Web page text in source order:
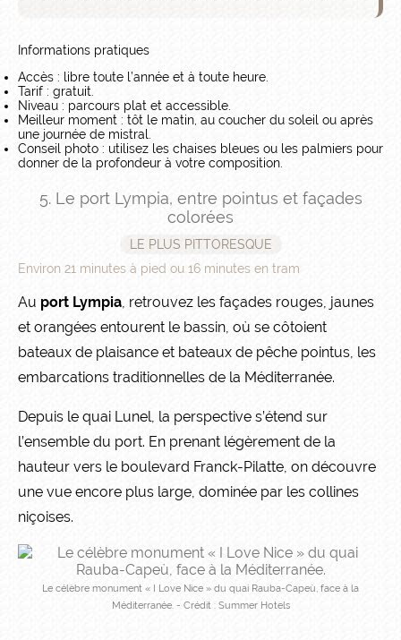
Informations pratiques
Accès : libre toute l’année et à toute heure.
Tarif : gratuit.
Niveau : parcours plat et accessible.
Meilleur moment : tôt le matin, au coucher du soleil ou après
une journée de mistral.
Conseil photo : utilisez les chaises bleues ou les palmiers pour
donner de la profondeur à votre composition.
5. Le port Lympia, entre pointus et façades
colorées
LE PLUS PITTORESQUE
Environ 21 minutes à pied ou 16 minutes en tram
Au port Lympia, retrouvez les façades rouges, jaunes
et orangées entourent le bassin, où se côtoient
bateaux de plaisance et bateaux de pêche pointus, les
embarcations traditionnelles de la Méditerranée.
Depuis le quai Lunel, la perspective s’étend sur
l’ensemble du port. En prenant légèrement de la
hauteur vers le boulevard Franck-Pilatte, on découvre
une vue encore plus large, dominée par les collines
niçoises.
Le célèbre monument « I Love Nice » du quai Rauba-Capeù, face à la
Méditerranée. - Crédit : Summer Hotels